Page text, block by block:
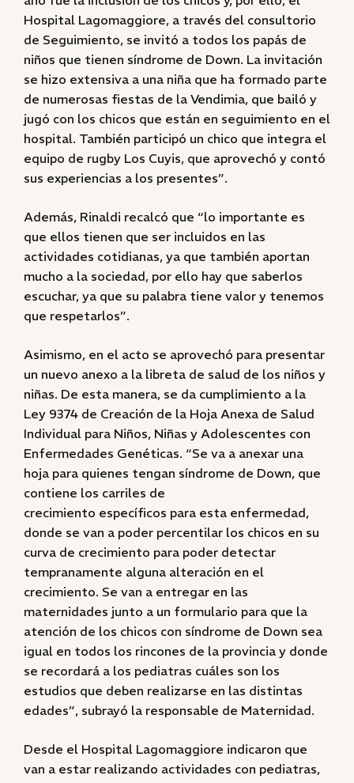
Hospital Lagomaggiore, a través del consultorio
de Seguimiento, se invitó a todos los papás de
niños que tienen síndrome de Down. La invitación
se hizo extensiva a una niña que ha formado parte
de numerosas fiestas de la Vendimia, que bailó y
jugó con los chicos que están en seguimiento en el
hospital. También participó un chico que integra el
equipo de rugby Los Cuyis, que aprovechó y contó
sus experiencias a los presentes”.
Además, Rinaldi recalcó que “lo importante es
que ellos tienen que ser incluidos en las
actividades cotidianas, ya que también aportan
mucho a la sociedad, por ello hay que saberlos
escuchar, ya que su palabra tiene valor y tenemos
que respetarlos”.
Asimismo, en el acto se aprovechó para presentar
un nuevo anexo a la libreta de salud de los niños y
niñas. De esta manera, se da cumplimiento a la
Ley 9374 de Creación de la Hoja Anexa de Salud
Individual para Niños, Niñas y Adolescentes con
Enfermedades Genéticas. “Se va a anexar una
hoja para quienes tengan síndrome de Down, que
contiene los carriles de
crecimiento específicos para esta enfermedad,
donde se van a poder percentilar los chicos en su
curva de crecimiento para poder detectar
tempranamente alguna alteración en el
crecimiento. Se van a entregar en las
maternidades junto a un formulario para que la
atención de los chicos con síndrome de Down sea
igual en todos los rincones de la provincia y donde
se recordará a los pediatras cuáles son los
estudios que deben realizarse en las distintas
edades”, subrayó la responsable de Maternidad.
Desde el Hospital Lagomaggiore indicaron que
van a estar realizando actividades con pediatras,